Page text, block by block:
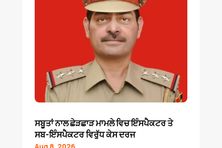
ਸਬੂਤਾਂ ਨਾਲ ਛੇੜਛਾੜ ਮਾਮਲੇ ਵਿਚ ਇੰਸਪੈਕਟਰ ਤੇ
ਸਬ-ਇੰਸਪੈਕਟਰ ਵਿਰੁੱਧ ਕੇਸ ਦਰਜ